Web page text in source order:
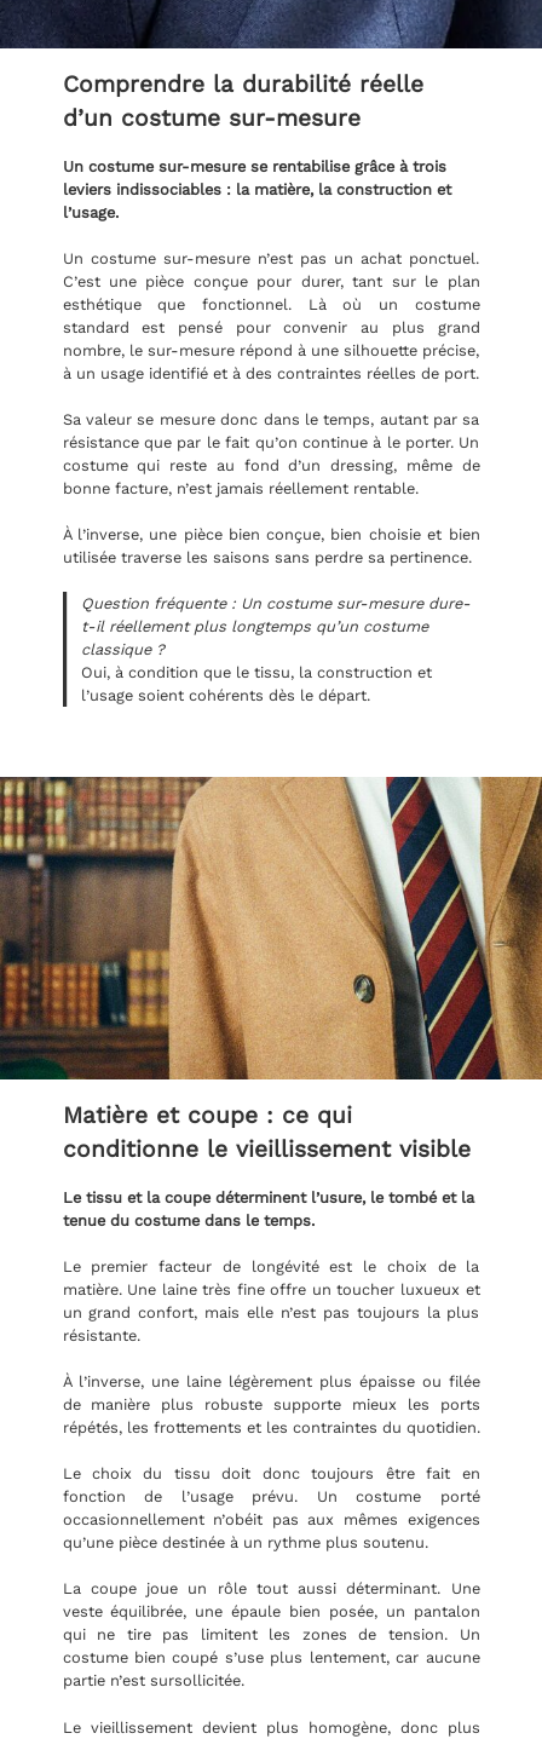
Comprendre la durabilité réelle
d’un costume sur-mesure
Un costume sur-mesure se rentabilise grâce à trois
leviers indissociables : la matière, la construction et
l’usage.
Un costume sur-mesure n’est pas un achat ponctuel.
C’est une pièce conçue pour durer, tant sur le plan
esthétique que fonctionnel. Là où un costume
standard est pensé pour convenir au plus grand
nombre, le sur-mesure répond à une silhouette précise,
à un usage identifié et à des contraintes réelles de port.
Sa valeur se mesure donc dans le temps, autant par sa
résistance que par le fait qu’on continue à le porter. Un
costume qui reste au fond d’un dressing, même de
bonne facture, n’est jamais réellement rentable.
À l’inverse, une pièce bien conçue, bien choisie et bien
utilisée traverse les saisons sans perdre sa pertinence.
Question fréquente : Un costume sur-mesure dure-
t-il réellement plus longtemps qu’un costume
classique ?
Oui, à condition que le tissu, la construction et
l’usage soient cohérents dès le départ.
Matière et coupe : ce qui
conditionne le vieillissement visible
Le tissu et la coupe déterminent l’usure, le tombé et la
tenue du costume dans le temps.
Le premier facteur de longévité est le choix de la
matière. Une laine très fine offre un toucher luxueux et
un grand confort, mais elle n’est pas toujours la plus
résistante.
À l’inverse, une laine légèrement plus épaisse ou filée
de manière plus robuste supporte mieux les ports
répétés, les frottements et les contraintes du quotidien.
Le choix du tissu doit donc toujours être fait en
fonction de l’usage prévu. Un costume porté
occasionnellement n’obéit pas aux mêmes exigences
qu’une pièce destinée à un rythme plus soutenu.
La coupe joue un rôle tout aussi déterminant. Une
veste équilibrée, une épaule bien posée, un pantalon
qui ne tire pas limitent les zones de tension. Un
costume bien coupé s’use plus lentement, car aucune
partie n’est sursollicitée.
Le vieillissement devient plus homogène, donc plus